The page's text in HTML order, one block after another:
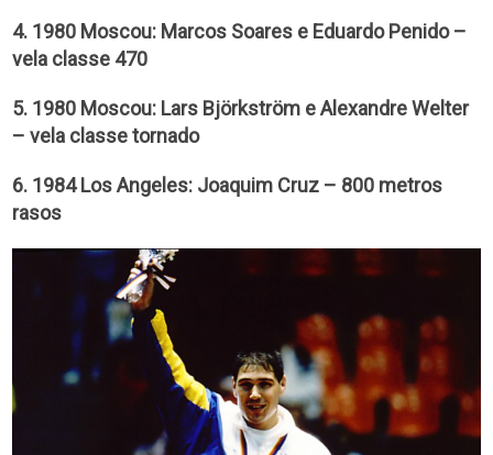
4. 1980 Moscou: Marcos Soares e Eduardo Penido –
vela classe 470
5. 1980 Moscou: Lars Björkström e Alexandre Welter
– vela classe tornado
6. 1984 Los Angeles: Joaquim Cruz – 800 metros
rasos